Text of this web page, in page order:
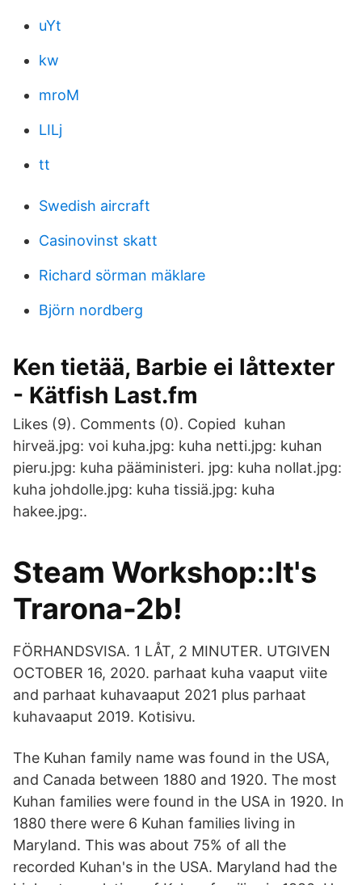
uYt
kw
mroM
LILj
tt
Swedish aircraft
Casinovinst skatt
Richard sörman mäklare
Björn nordberg
Ken tietää, Barbie ei låttexter
- Kätfish Last.fm
Likes (9). Comments (0). Copied kuhan
hirveä.jpg: voi kuha.jpg: kuha netti.jpg: kuhan
pieru.jpg: kuha pääministeri. jpg: kuha nollat.jpg:
kuha johdolle.jpg: kuha tissiä.jpg: kuha
hakee.jpg:.
Steam Workshop::It's
Trarona-2b!
FÖRHANDSVISA. 1 LÅT, 2 MINUTER. UTGIVEN
OCTOBER 16, 2020. parhaat kuha vaaput viite
and parhaat kuhavaaput 2021 plus parhaat
kuhavaaput 2019. Kotisivu.
The Kuhan family name was found in the USA,
and Canada between 1880 and 1920. The most
Kuhan families were found in the USA in 1920. In
1880 there were 6 Kuhan families living in
Maryland. This was about 75% of all the
recorded Kuhan's in the USA. Maryland had the